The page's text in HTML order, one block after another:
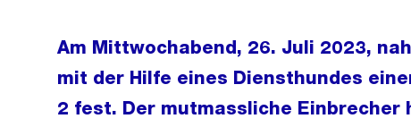
Am Mittwochabend, 26. Juli 2023,
mit der Hilfe eines Diensthundes
2 fest. Der mutmassliche Einbrecher